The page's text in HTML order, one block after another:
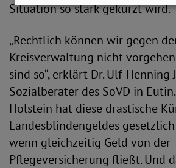
Situation so stark gekürzt wird.
„Rechtlich können wir gegen
Kreisverwaltung nicht
sind so“, erklärt Dr. Ulf-Henning
Sozialberater des SoVD in
Holstein hat diese drastische
Landesblindengeldes
wenn gleichzeitig Geld von der
Pflegeversicherung fließt. Und